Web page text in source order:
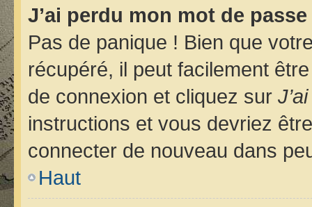
J’ai perdu mon mot de
Pas de panique ! Bien que
récupéré, il peut facilement
de connexion et cliquez sur
instructions et vous devriez
connecter de nouveau dans
Haut